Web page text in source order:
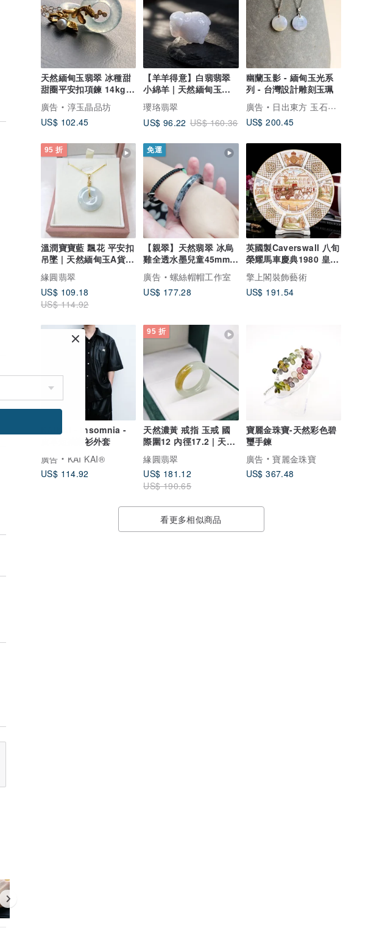
天然緬甸玉翡翠 冰種甜
甜圈平安扣項鍊 14kgf
注金項鍊 14Kgf
廣告
淳玉晶品坊
US$ 102.45
【羊羊得意】白翡翡翠
小綿羊 | 天然緬甸玉翡
翠A貨 | 送禮
瓔珞翡翠
US$ 96.22 US$ 160.36
幽蘭玉影 - 緬甸玉光系
列 - 台灣設計雕刻玉珮
廣告
日出東方 玉石作坊 Oriental Sunrise
US$ 200.45
95 折
溫潤寶寶藍 飄花 平安扣
吊墜 | 天然緬甸玉A貨翡
翠
緣圓翡翠
US$ 109.18
US$ 114.92
免運
【親翠】天然翡翠 冰烏
雞全透水墨兒童45mm手
鐲
廣告
螺絲帽帽工作室
US$ 177.28
英國製Caverswall 八旬
榮耀馬車慶典1980 皇太
后誕辰紀念骨瓷盤
擎上閣裝飾藝術
US$ 191.54
KAIKAI - Insomnia -
皮革短袖襯衫外套
廣告
KAI KAI®
US$ 114.92
95 折
天然濃黃 戒指 玉戒 國
際圍12 內徑17.2 | 天然
緬甸玉A貨翡翠
緣圓翡翠
US$ 181.12
US$ 190.65
寶麗金珠寶-天然彩色碧
璽手鍊
廣告
寶麗金珠寶
US$ 367.48
看更多相似商品